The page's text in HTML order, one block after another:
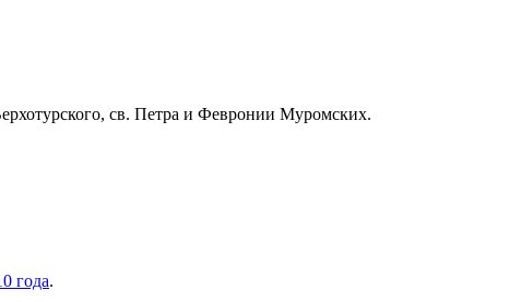
св. Петра и Февронии Муромских.
года.